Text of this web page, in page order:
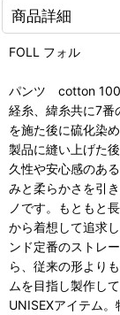
商品詳細
FOLL フォル
パンツ cotton
経糸、緯糸共に7番
を施た後に硫化染
製品に縫い上げた
久性や安心感のあ
みと柔らかさを引
ノです。もともと
から着想して追求
ンド定番のストレ
ら、従来の形より
ムを目指し製作して
UNISEXアイテム